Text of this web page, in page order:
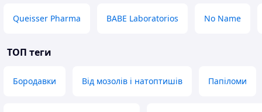
Queisser Pharma BABE Laboratorios No Name
ТОП теги
Бородавки Від мозолів і натоптишів Папіломи